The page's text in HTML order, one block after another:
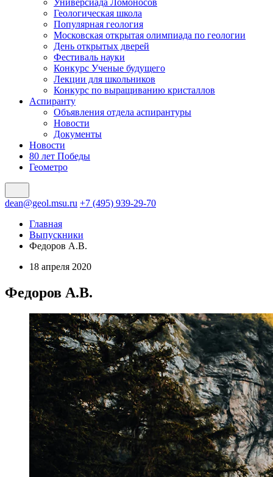
Универсиада Ломоносов
Геологическая школа
Популярная геология
Московская открытая олимпиада по геологии
День открытых дверей
Фестиваль науки
Конкурс Ученые будущего
Лекции для школьников
Конкурс по выращиванию кристаллов
Аспиранту
Объявления отдела аспирантуры
Новости
Документы
Новости
80 лет Победы
Геометро
dean@geol.msu.ru +7 (495) 939-29-70
Главная
Выпускники
Федоров А.В.
18 апреля 2020
Федоров А.В.